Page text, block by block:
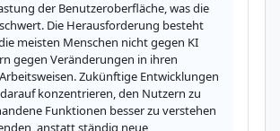
der Benutzeroberfläche, was die
Die Herausforderung besteht
meisten Menschen nicht gegen KI
gegen Veränderungen in ihren
Zukünftige Entwicklungen
konzentrieren, den Nutzern zu
Funktionen besser zu verstehen
anstatt ständig neue